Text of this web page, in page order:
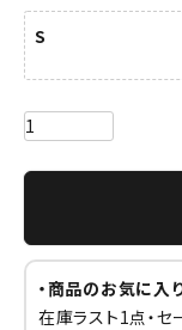
S
・商品のお気に入
在庫ラスト1点・